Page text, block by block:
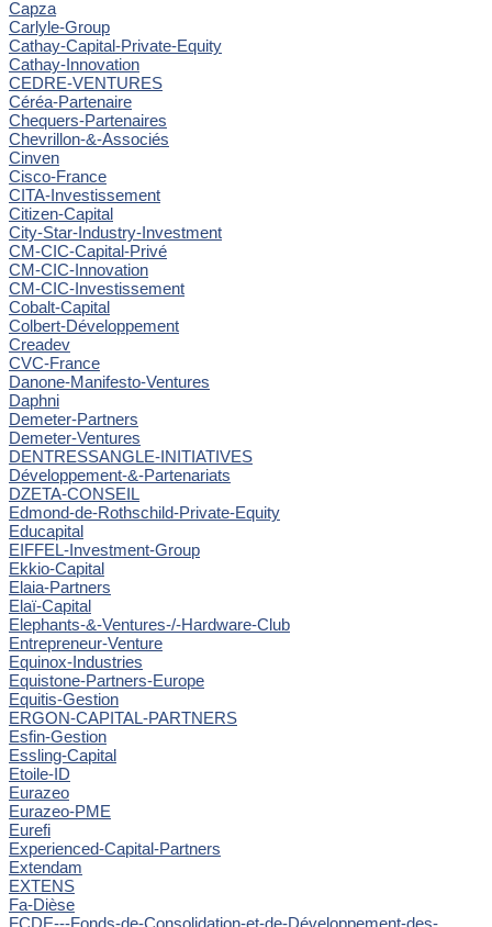
Capza
Carlyle-Group
Cathay-Capital-Private-Equity
Cathay-Innovation
CEDRE-VENTURES
Céréa-Partenaire
Chequers-Partenaires
Chevrillon-&-Associés
Cinven
Cisco-France
CITA-Investissement
Citizen-Capital
City-Star-Industry-Investment
CM-CIC-Capital-Privé
CM-CIC-Innovation
CM-CIC-Investissement
Cobalt-Capital
Colbert-Développement
Creadev
CVC-France
Danone-Manifesto-Ventures
Daphni
Demeter-Partners
Demeter-Ventures
DENTRESSANGLE-INITIATIVES
Développement-&-Partenariats
DZETA-CONSEIL
Edmond-de-Rothschild-Private-Equity
Educapital
EIFFEL-Investment-Group
Ekkio-Capital
Elaia-Partners
Elaï-Capital
Elephants-&-Ventures-/-Hardware-Club
Entrepreneur-Venture
Equinox-Industries
Equistone-Partners-Europe
Equitis-Gestion
ERGON-CAPITAL-PARTNERS
Esfin-Gestion
Essling-Capital
Etoile-ID
Eurazeo
Eurazeo-PME
Eurefi
Experienced-Capital-Partners
Extendam
EXTENS
Fa-Dièse
FCDE---Fonds-de-Consolidation-et-de-Développement-des-